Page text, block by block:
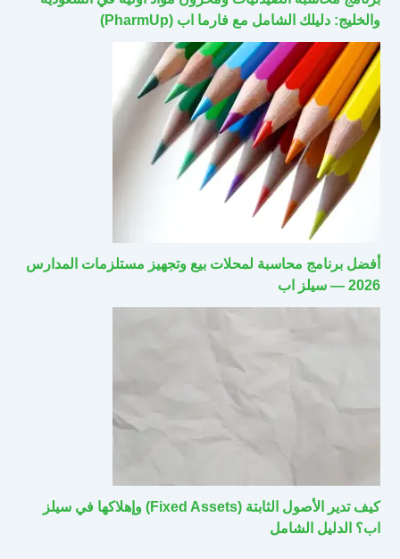
والخليج: دليلك الشامل مع فارما اب (PharmUp)
أفضل برنامج محاسبة لمحلات بيع وتجهيز مستلزمات المدارس
2026 — سيلز اب
كيف تدير الأصول الثابتة (Fixed Assets) وإهلاكها في سيلز
اب؟ الدليل الشامل